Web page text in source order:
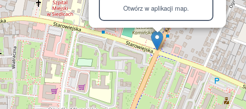
Otwórz w aplikacji map.